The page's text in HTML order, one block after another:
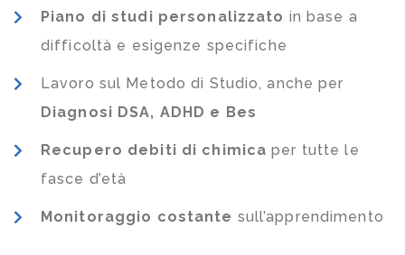
Piano di studi personalizzato in base a
difficoltà e esigenze specifiche
Lavoro sul Metodo di Studio, anche per
Diagnosi DSA, ADHD e Bes
Recupero debiti di chimica per tutte le
fasce d’età
Monitoraggio costante sull’apprendimento